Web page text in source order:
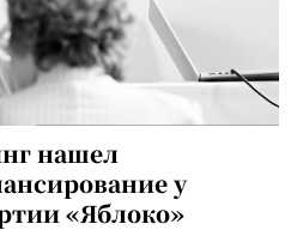
нашел
у
«Яблоко»